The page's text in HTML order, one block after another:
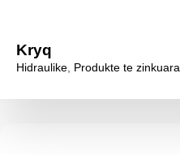
Kryq
Hidraulike Produkte te zinkuara